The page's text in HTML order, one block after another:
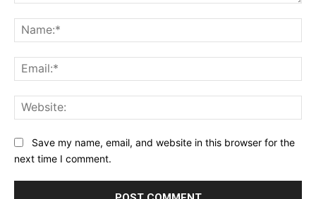
Save my name, email, and website in this browser for the
next time I comment.